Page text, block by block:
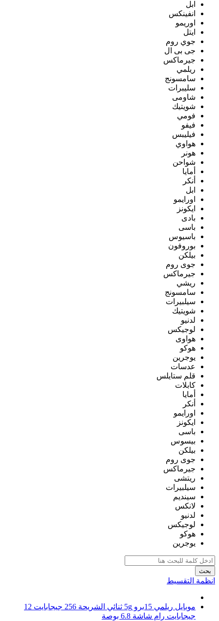
ابل
انفينكس
اوريمو
ايتل
جوي روم
جى بى ال
جيرماكس
ريلمي
سامسونج
سليبرات
شاومى
شويتيك
فومي
فيفو
فيليبس
هواوي
هونر
شواحن
أمايا
أنكر
ابل
اورايمو
ايكونز
بادى
باسى
باسيوس
بوروفون
بيلكن
جوى روم
جيرماكس
ريشي
سامسونج
سيلبيرات
شويتيك
لدنيو
لوجيكس
هواوى
هوكو
يوجرين
عدسات
قلم ستايلس
كابلات
أمايا
أنكر
اورايمو
ايكونز
باسى
بيسوس
بيلكن
جوى روم
جيرماكس
ريتشى
سيلبيرات
سينديم
لانكس
لدنيو
لوجيكس
هوكو
يوجرين
بحث
انظمة التقسيط
موبايل ريلمي 15برو 5g ثنائي الشريحة 256 جيجابايت 12
جيجابايت رام شاشة 6.8 بوصة